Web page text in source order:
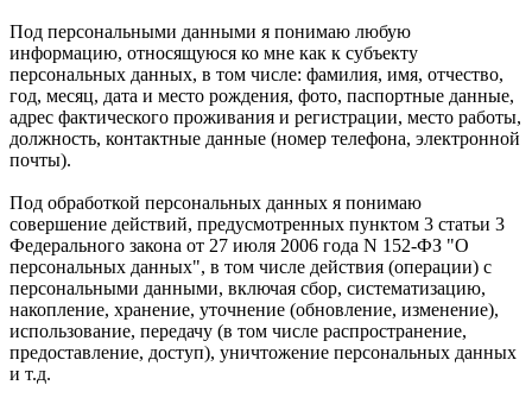
Под персональными данными я понимаю любую
информацию, относящуюся ко мне как к субъекту
персональных данных, в том числе: фамилия, имя, отчество,
год, месяц, дата и место рождения, фото, паспортные данные,
адрес фактического проживания и регистрации, место работы,
должность, контактные данные (номер телефона, электронной
почты).
Под обработкой персональных данных я понимаю
совершение действий, предусмотренных пунктом 3 статьи 3
Федерального закона от 27 июля 2006 года N 152-ФЗ "О
персональных данных", в том числе действия (операции) с
персональными данными, включая сбор, систематизацию,
накопление, хранение, уточнение (обновление, изменение),
использование, передачу (в том числе распространение,
предоставление, доступ), уничтожение персональных данных
и т.д.